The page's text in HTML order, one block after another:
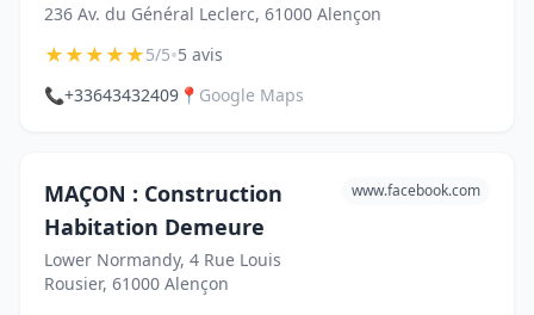
236 Av. du Général Leclerc, 61000 Alençon
★★★★★5/5•5 avis
📞+33643432409 📍 Google Maps
MAÇON : Construction
Habitation Demeure
Lower Normandy, 4 Rue Louis
Rousier, 61000 Alençon
www.facebook.com